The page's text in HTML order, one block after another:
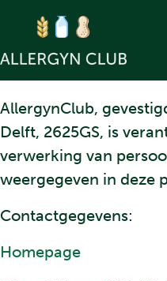
AllergynClub,
Delft, 2625GS, is
verwerking van
weergegeven in deze
Contactgegevens:
Homepage